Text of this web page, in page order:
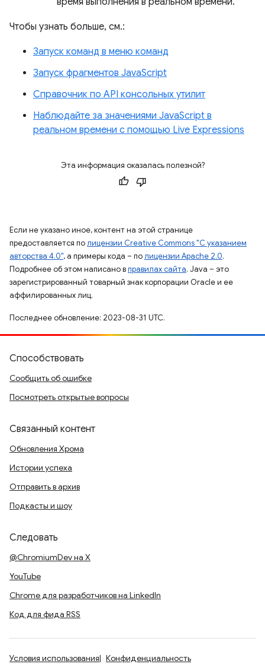
Чтобы узнать больше, см.:
Запуск команд в меню команд
Запуск фрагментов JavaScript
Справочник по API консольных утилит
Наблюдайте за значениями JavaScript в
реальном времени с помощью Live Expressions
Эта информация оказалась полезной?
Если не указано иное, контент на этой странице
предоставляется полицензии Creative Commons "С указанием
авторства 4.0", а примеры кода – полицензии Apache 2.0.
Подробнее об этом написано вправилах сайта. Java – это
зарегистрированный товарный знак корпорации Oracle и ее
аффилированных лиц.
Последнее обновление: 2023-08-31 UTC.
Способствовать
Сообщить об ошибке
Посмотреть открытые вопросы
Связанный контент
Обновления Хрома
Истории успеха
Отправить в архив
Подкасты и шоу
Следовать
@ChromiumDev на X
YouTube
Chrome для разработчиков на LinkedIn
Код для фида RSS
Условия использования
Конфиденциальность